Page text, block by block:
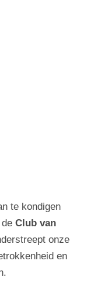
te kondigen
Club van
onze
en